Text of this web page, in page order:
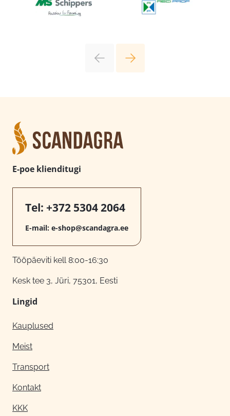
E-poe klienditugi
Tel: +372 5304 2064
E-mail: e-shop@scandagra.ee
Tööpäeviti kell 8:00-16:30
Kesk tee 3, Jüri, 75301, Eesti
Lingid
Kauplused
Meist
Transport
Kontakt
KKK